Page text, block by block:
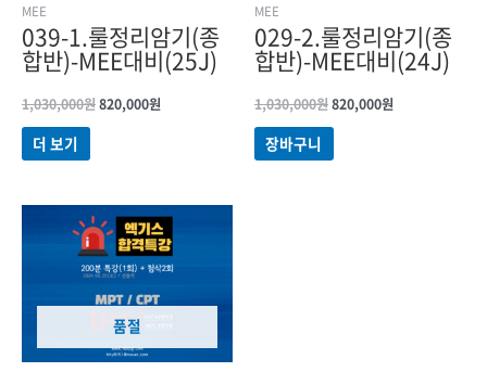
MEE
039-1.룰정리암기(종
합반)-MEE대비(25J)
1,030,000원820,000원
더 보기
MEE
029-2.룰정리암기(종
합반)-MEE대비(24J)
1,030,000원820,000원
장바구니
품절